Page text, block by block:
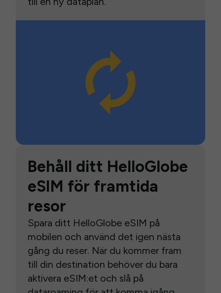
Behåll ditt HelloGlobe
eSIM för framtida
resor
Spara ditt HelloGlobe eSIM på
mobilen och använd det igen nästa
gång du reser. När du kommer fram
till din destination behöver du bara
aktivera eSIM:et och slå på